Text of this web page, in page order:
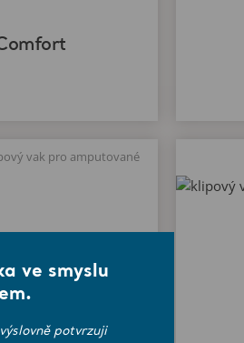
vak pro amputované
ve smyslu
potvrzuji